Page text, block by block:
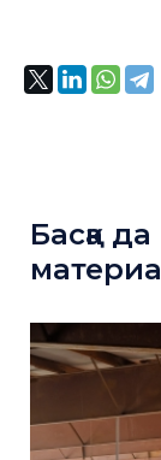
Басқа да